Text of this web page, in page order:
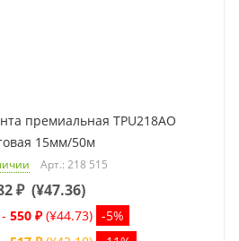
премиальная TPU218AO
15мм/50м
Арт.: 218 515
₽ (¥47.36)
550 ₽ (¥44.73) -5%